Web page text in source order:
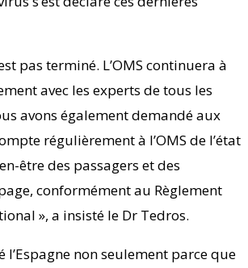
pas terminé. L’OMS continuera à
avec les experts de tous les
avons également demandé aux
régulièrement à l’OMS de l’état
être des passagers et des
conformément au Règlement
», a insisté le Dr Tedros.
l’Espagne non seulement parce que